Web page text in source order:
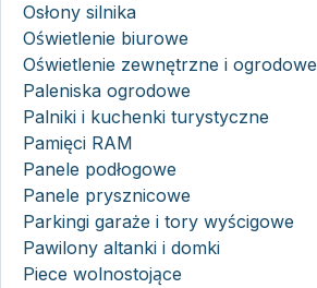
Osłony silnika
Oświetlenie biurowe
Oświetlenie zewnętrzne i ogrodowe
Paleniska ogrodowe
Palniki i kuchenki turystyczne
Pamięci RAM
Panele podłogowe
Panele prysznicowe
Parkingi garaże i tory wyścigowe
Pawilony altanki i domki
Piece wolnostojące